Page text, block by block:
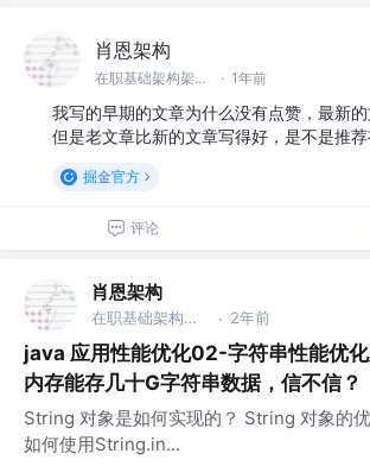
肖恩架构
在职基础架构架构师 · 1年前
我写的早期的文章为什么没有点赞，最新的
但是老文章比新的文章写得好，是不是推
掘金官方
评论
肖恩架构
在职基础架构架构师 · 2年前
java 应用性能优化02-字符串性能优
内存能存几十G字符串数据，信不信？
String 对象是如何实现的？ String 对象的
如何使用String.in...